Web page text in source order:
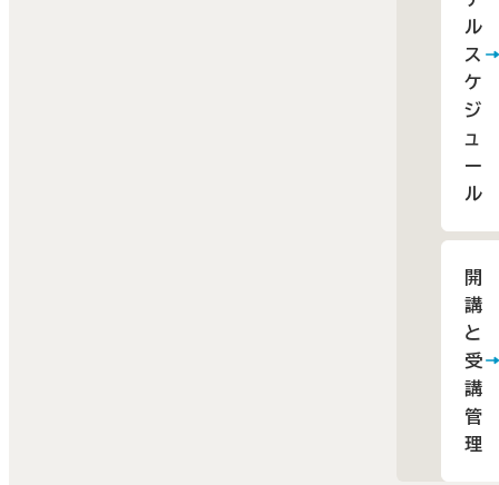
ル
ス
ケ
ジ
ュ
ー
ル
開
講
と
受
講
管
理